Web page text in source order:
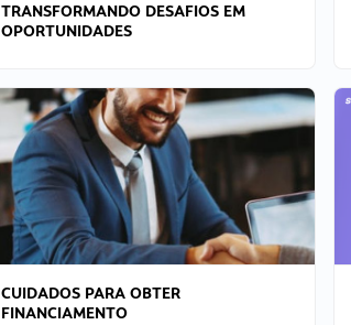
TRANSFORMANDO DESAFIOS EM
OPORTUNIDADES
CUIDADOS PARA OBTER
FINANCIAMENTO